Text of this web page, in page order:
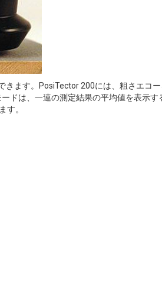
きます。PosiTector 200には、粗さエコー
ドは、一連の測定結果の平均値を表示す
す。